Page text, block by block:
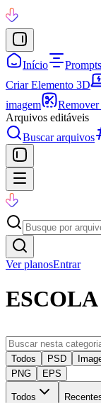
Início Prompts
Criar Elemento 3D
imagem
Arquivos editáveis
Buscar arquivos
Ver planosEntrar
Todos PSD
PNG
EPS
Todos